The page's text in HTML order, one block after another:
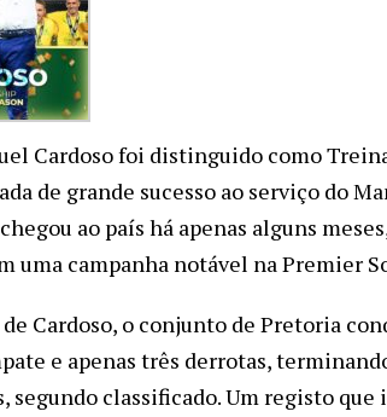
Cardoso foi distinguido como
de grande sucesso ao serviço do
ao país há apenas alguns
uma campanha notável na Premier
de Cardoso, o conjunto de Pretoria
e apenas três derrotas,
segundo classificado. Um registo